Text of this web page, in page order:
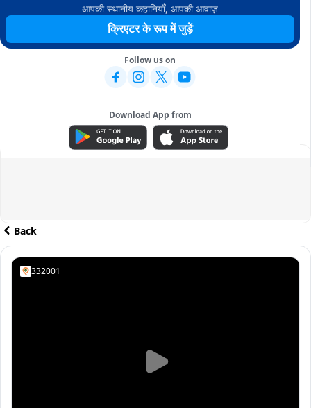
आपकी स्थानीय कहानियाँ, आपकी आवाज़
क्रिएटर के रूप में जुड़ें
Follow us on
Download App from
ADVERTISEMENT
Back
332001